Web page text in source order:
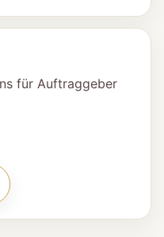
für Auftraggeber